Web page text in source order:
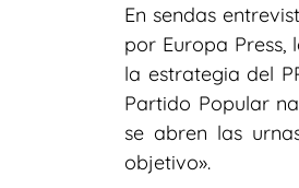
En sendas
por Europa
la estrategia del
Partido Popular
se abren las
objetivo».